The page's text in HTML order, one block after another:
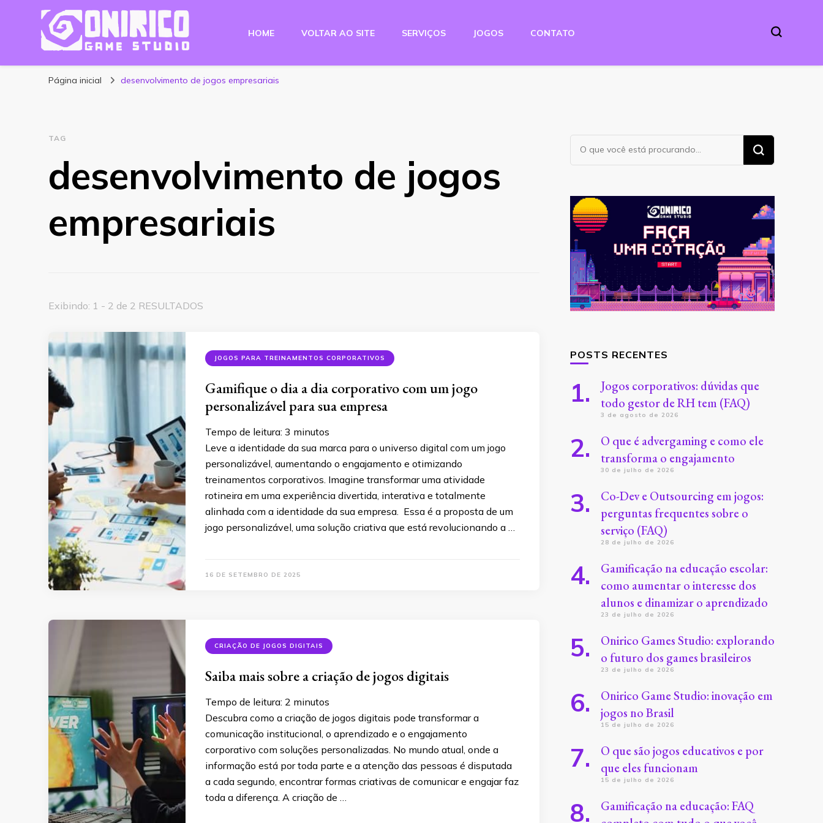
Blog Onirico Game Studio
HOME VOLTAR AO SITE SERVIÇOS JOGOS CONTATO
Página inicial desenvolvimento de jogos empresariais
TAG
desenvolvimento de jogos
empresariais
Exibindo: 1 - 2 de 2 RESULTADOS
JOGOS PARA TREINAMENTOS CORPORATIVOS
Gamifique o dia a dia corporativo com um jogo
personalizável para sua empresa
Tempo de leitura: 3 minutos
Leve a identidade da sua marca para o universo digital com um jogo
personalizável, aumentando o engajamento e otimizando
treinamentos corporativos. Imagine transformar uma atividade
rotineira em uma experiência divertida, interativa e totalmente
alinhada com a identidade da sua empresa. Essa é a proposta de um
jogo personalizável, uma solução criativa que está revolucionando a …
16 DE SETEMBRO DE 2025
CRIAÇÃO DE JOGOS DIGITAIS
Saiba mais sobre a criação de jogos digitais
Tempo de leitura: 2 minutos
Descubra como a criação de jogos digitais pode transformar a
comunicação institucional, o aprendizado e o engajamento
corporativo com soluções personalizadas. No mundo atual, onde a
informação está por toda parte e a atenção das pessoas é disputada
a cada segundo, encontrar formas criativas de comunicar e engajar faz
toda a diferença. A criação de …
Procurando
algo?
POSTS RECENTES
Jogos corporativos: dúvidas que
todo gestor de RH tem (FAQ)
3 de agosto de 2026
O que é advergaming e como ele
transforma o engajamento
30 de julho de 2026
Co-Dev e Outsourcing em jogos:
perguntas frequentes sobre o
serviço (FAQ)
28 de julho de 2026
Gamificação na educação escolar:
como aumentar o interesse dos
alunos e dinamizar o aprendizado
23 de julho de 2026
Onirico Games Studio: explorando
o futuro dos games brasileiros
23 de julho de 2026
Onirico Game Studio: inovação em
jogos no Brasil
15 de julho de 2026
O que são jogos educativos e por
que eles funcionam
15 de julho de 2026
Gamificação na educação: FAQ